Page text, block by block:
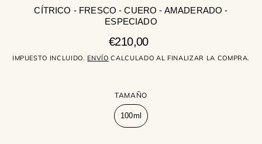
CÍTRICO - FRESCO - CUERO - AMADERADO -
ESPECIADO
Precio
regular
€210,00
IMPUESTO INCLUIDO. ENVÍO CALCULADO AL FINALIZAR LA COMPRA.
TAMAÑO
100mlVariante
agotada